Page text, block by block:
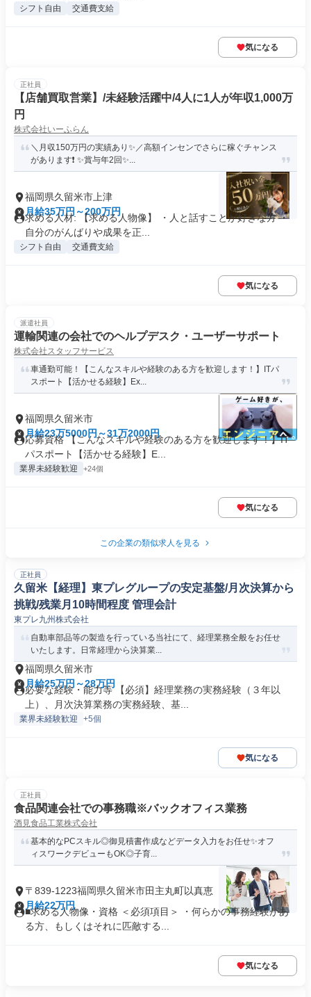
シフト自由 交通費支給
気になる
正社員
【店舗買取営業】/未経験活躍中/4人に1人が年収1,000万
円
株式会社いーふらん
＼月収150万円の実績あり✨／高額インセンでさらに稼ぐチャンス
があります❗ ✨賞与年2回✨...
福岡県久留米市上津
月給35万円～200万円
求める人材: 【求める人物像】 ・人と話すことが好きな方 ・
自分のがんばりや成果を正...
シフト自由 交通費支給
気になる
派遣社員
運輸関連の会社でのヘルプデスク・ユーザーサポート
株式会社スタッフサービス
車通勤可能！【こんなスキルや経験のある方を歓迎します！】ITパ
スポート【活かせる経験】Ex...
福岡県久留米市
月給23万5000円～31万2000円
応募資格 【こんなスキルや経験のある方を歓迎します！】IT
パスポート【活かせる経験】E...
業界未経験歓迎 +24個
気になる
この企業の類似求人を見る
正社員
久留米【経理】東プレグループの安定基盤/月次決算から
挑戦/残業月10時間程度 管理会計
東プレ九州株式会社
自動車部品等の製造を行っている当社にて、経理業務全般をお任せ
いたします。日常経理から決算業...
福岡県久留米市
月給25万円～28万円
必要な経験・能力等 【必須】経理業務の実務経験（３年以
上）、月次決算業務の実務経験、基...
業界未経験歓迎 +5個
気になる
正社員
食品関連会社での事務職※バックオフィス業務
酒見食品工業株式会社
基本的なPCスキル◎御見積書作成などデータ入力をお任せ✨オフ
ィスワークデビューもOK◎子育...
〒839-1223福岡県久留米市田主丸町以真恵
月給22万円
■求める人物像・資格 ＜必須項目＞ ・何らかの事務経験があ
る方、もしくはそれに匹敵する...
気になる